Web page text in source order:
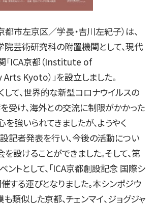
市左京区／学長・吉川左紀子）は、
院芸術研究科の附置機関として、現代
「ICA京都（Institute of
Kyoto）」を設立しました。
して、世界的な新型コロナウイルスの
受け、海外との交流に制限がかかった
強いられてきましたが、ようやく
記者発表を行い、今後の活動につい
設けることができました。そして、第
ントとして、「ICA京都創設記念 国際シ
する運びとなりました。本シンポジウ
類似した京都、チェンマイ、ジョグジャ